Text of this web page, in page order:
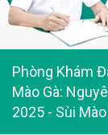
Phòng Khám
Mào Gà:
2025 - Sùi